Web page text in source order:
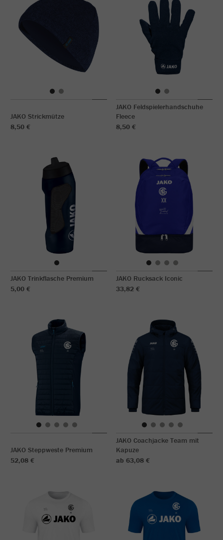
JAKO Strickmütze
8,50 €
JAKO Feldspielerhandschuhe
Fleece
8,50 €
JAKO Trinkflasche Premium
5,00 €
JAKO Rucksack Iconic
33,82 €
JAKO Steppweste Premium
52,08 €
JAKO Coachjacke Team mit
Kapuze
ab 63,08 €